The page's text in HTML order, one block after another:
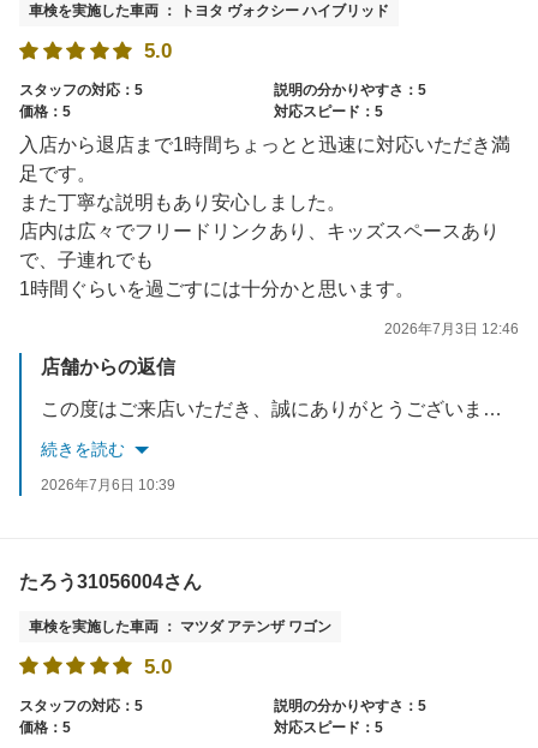
車検を実施した車両 ： トヨタ ヴォクシー ハイブリッド
5.0
スタッフの対応：5
説明の分かりやすさ：5
価格：5
対応スピード：5
入店から退店まで1時間ちょっとと迅速に対応いただき満
足です。
また丁寧な説明もあり安心しました。
店内は広々でフリードリンクあり、キッズスペースあり
で、子連れでも
1時間ぐらいを過ごすには十分かと思います。
2026年7月3日 12:46
店舗からの返信
この度はご来店いただき、誠にありがとうございました。ご満足して頂き大変光栄に思います。また、満点ご評価を頂き誠にありがとうございます。1時間と言えどお客様の大事な時間をいただいておりますので、引き続きにはなりますが居心地の良い待合室及び店内の改善を続けて参ります。またのお越しを心よりお待ちしております。
続きを読む
2026年7月6日 10:39
たろう31056004さん
車検を実施した車両 ： マツダ アテンザ ワゴン
5.0
スタッフの対応：5
説明の分かりやすさ：5
価格：5
対応スピード：5